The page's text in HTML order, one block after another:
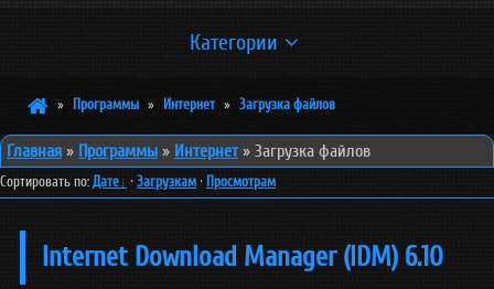
Категории
Браузеры
[1]
Загрузка файлов
[3]
Разное
Не попавшие ни в одну из под-категорий
» Программы » Интернет » Загрузка файлов
Главная » Программы » Интернет» Загрузка файлов
Сортировать по: Дате · Загрузкам · Просмотрам
Internet Download Manager (IDM) 6.10